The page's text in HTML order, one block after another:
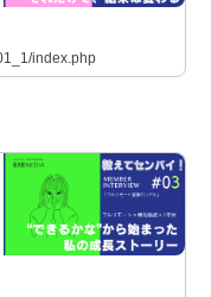
index.php